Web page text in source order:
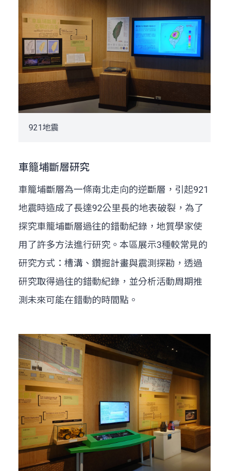
921地震
車籠埔斷層研究
車籠埔斷層為一條南北走向的逆斷層，引起921
地震時造成了長達92公里長的地表破裂，為了
探究車籠埔斷層過往的錯動紀錄，地質學家使
用了許多方法進行研究。本區展示3種較常見的
研究方式：槽溝、鑽掘計畫與震測探勘，透過
研究取得過往的錯動紀錄，並分析活動周期推
測未來可能在錯動的時間點。